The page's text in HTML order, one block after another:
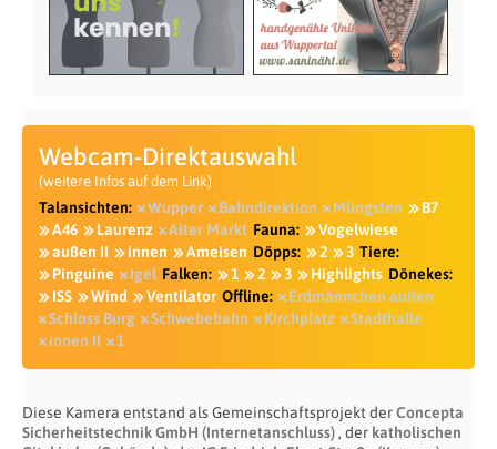
Webcam-Direktauswahl
(weitere Infos auf dem Link)
Talansichten: Wupper Bahndirektion Müngsten
B7
A46
Laurenz Alter Markt Fauna:
Vogelwiese
außen II
innen Ameisen Döpps: 2 3 Tiere:
Pinguine
Igel Falken: 1 2 3 Highlights Dönekes:
ISS
Wind Ventilator Offline:
Erdmännchen außen
Schloss Burg
Schwebebahn Kirchplatz
Stadthalle
innen II
1
Diese Kamera entstand als Gemeinschaftsprojekt derConcepta
Sicherheitstechnik GmbH (Internetanschluss), der katholischen